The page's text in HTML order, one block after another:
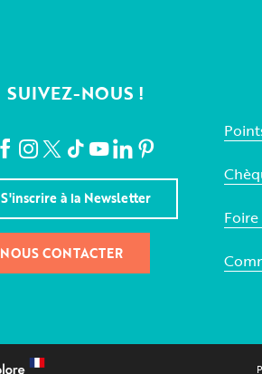
SUIVEZ-NOUS !
S'inscrire à la Newsletter
NOUS CONTACTER